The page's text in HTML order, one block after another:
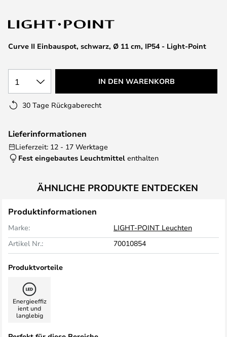
springen
Curve II Einbauspot, schwarz, Ø 11 cm, IP54 - Light-Point
1 IN DEN WARENKORB
30 Tage Rückgaberecht
Lieferinformationen
Lieferzeit: 12 - 17 Werktage
Fest eingebautes Leuchtmittel enthalten
ÄHNLICHE PRODUKTE ENTDECKEN
Produktinformationen
Marke:
LIGHT-POINT Leuchten
Artikel Nr.:
70010854
Produktvorteile
Energieeffiz
ient und
langlebig